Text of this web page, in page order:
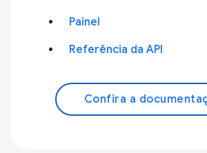
Painel
Referência da API
Confira a